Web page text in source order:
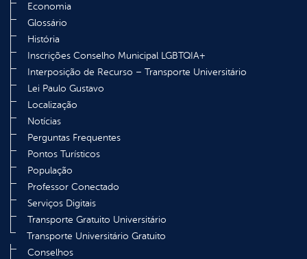
Economia
Glossário
História
Inscrições Conselho Municipal LGBTQIA+
Interposição de Recurso – Transporte Universitário
Lei Paulo Gustavo
Localização
Notícias
Perguntas Frequentes
Pontos Turísticos
População
Professor Conectado
Serviços Digitais
Transporte Gratuito Universitário
Transporte Universitário Gratuito
Conselhos